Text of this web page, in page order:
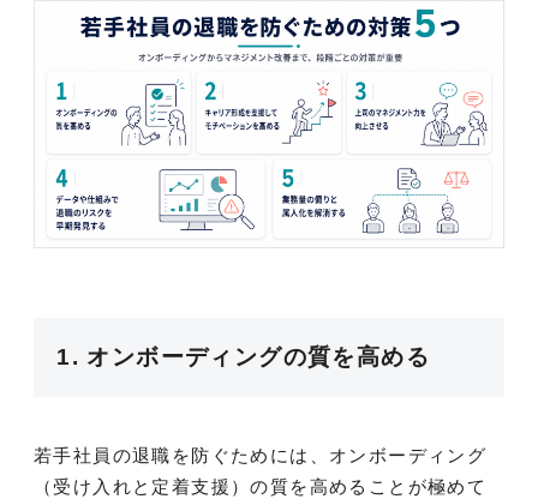
1. オンボーディングの質を高める
若手社員の退職を防ぐためには、オンボーディング
（受け入れと定着支援）の質を高めることが極めて